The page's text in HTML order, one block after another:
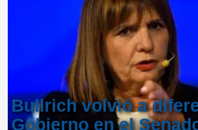
Bullrich volvió a
Gobierno en el